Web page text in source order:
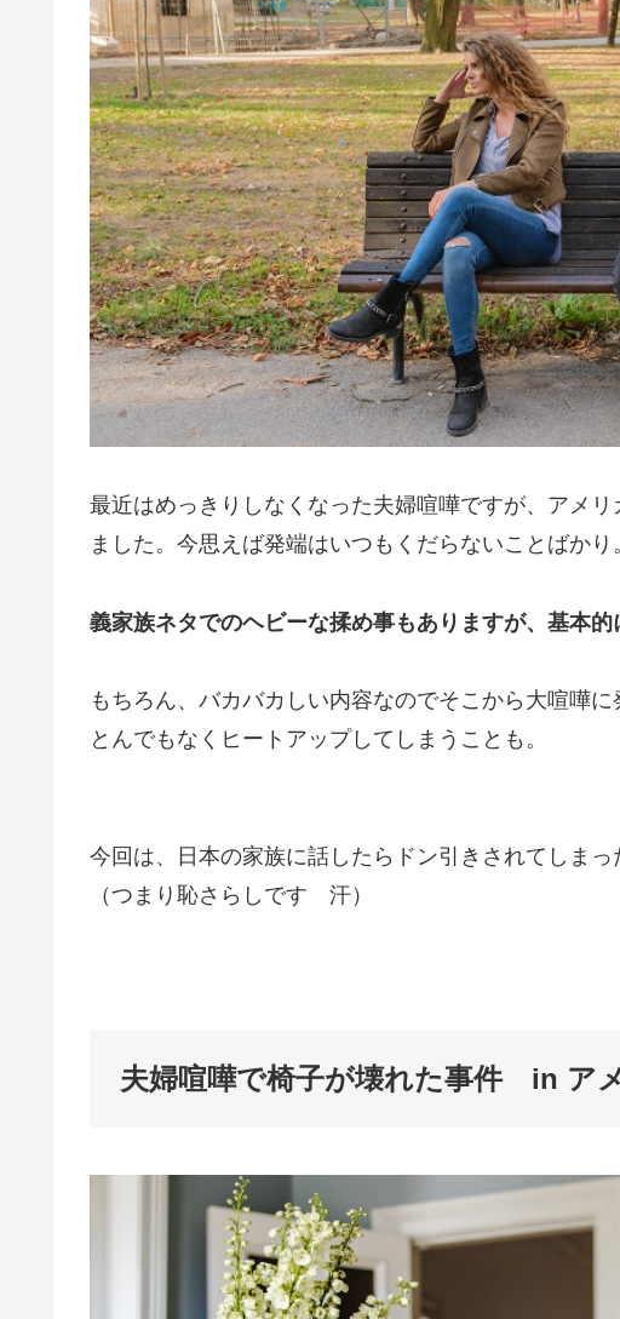
最近はめっきりしなくなった夫婦喧嘩ですが、 アメリ
ました。 今思えば発端はいつもくだらないことばかり
義家族ネタでのヘビーな揉め事もありますが、基本的
もちろん、バカバカしい内容なのでそこから大喧嘩
とんでもなくヒートアップしてしまうことも。
今回は、 日本の家族に話したらドン引きされてしま
（つまり恥さらしです 汗）
夫婦喧嘩で椅子が壊れた事件 in ア